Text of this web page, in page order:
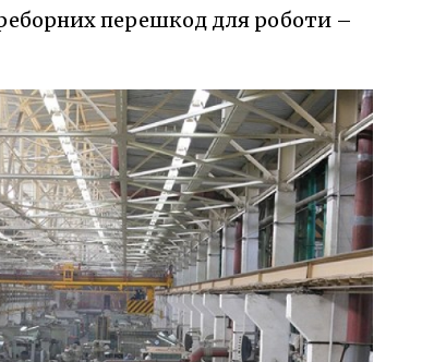
перешкод для роботи –